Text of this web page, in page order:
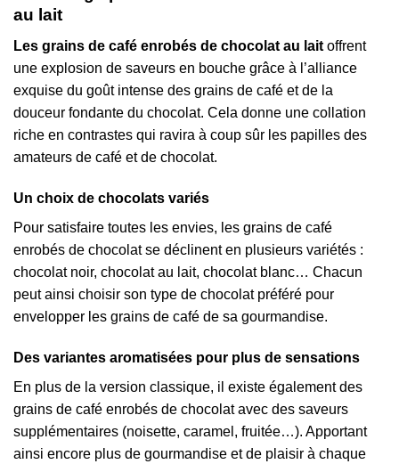
au lait
Les grains de café enrobés de chocolat au lait offrent
une explosion de saveurs en bouche grâce à l’alliance
exquise du goût intense des grains de café et de la
douceur fondante du chocolat. Cela donne une collation
riche en contrastes qui ravira à coup sûr les papilles des
amateurs de café et de chocolat.
Un choix de chocolats variés
Pour satisfaire toutes les envies, les grains de café
enrobés de chocolat se déclinent en plusieurs variétés :
chocolat noir, chocolat au lait, chocolat blanc… Chacun
peut ainsi choisir son type de chocolat préféré pour
envelopper les grains de café de sa gourmandise.
Des variantes aromatisées pour plus de sensations
En plus de la version classique, il existe également des
grains de café enrobés de chocolat avec des saveurs
supplémentaires (noisette, caramel, fruitée…). Apportant
ainsi encore plus de gourmandise et de plaisir à chaque